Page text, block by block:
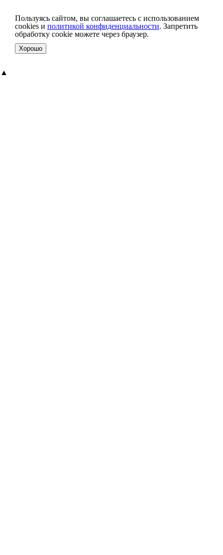
Пользуясь сайтом, вы соглашаетесь с использованием
cookies и политикой конфиденциальности. Запретить
обработку cookie можете через браузер.
Хорошо
▲